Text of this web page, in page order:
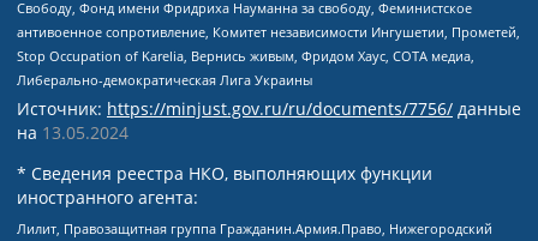
Свободу, Фонд имени Фридриха Науманна за свободу, Феминистское
антивоенное сопротивление, Комитет независимости Ингушетии, Прометей,
Stop Occupation of Karelia, Вернись живым, Фридом Хаус, СОТА медиа,
Либерально-демократическая Лига Украины
Источник: https://minjust.gov.ru/ru/documents/7756/ данные
на 13.05.2024
* Сведения реестра НКО, выполняющих функции
иностранного агента:
Лилит, Правозащитная группа Гражданин.Армия.Право, Нижегородский